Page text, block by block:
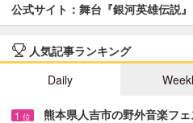
公式サイト：舞台『銀河英雄伝説』
人気記事ランキング
Daily
1 位 熊本県人吉市の野外音楽フ